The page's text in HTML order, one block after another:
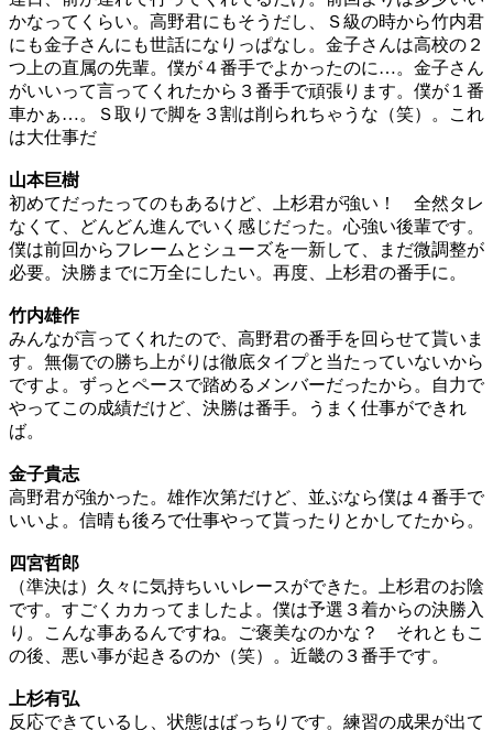
かなってくらい。高野君にもそうだし、Ｓ級の時から竹内君
にも金子さんにも世話になりっぱなし。金子さんは高校の２
つ上の直属の先輩。僕が４番手でよかったのに…。金子さん
がいいって言ってくれたから３番手で頑張ります。僕が１番
車かぁ…。Ｓ取りで脚を３割は削られちゃうな（笑）。これ
は大仕事だ
山本巨樹
初めてだったってのもあるけど、上杉君が強い！ 全然タレ
なくて、どんどん進んでいく感じだった。心強い後輩です。
僕は前回からフレームとシューズを一新して、まだ微調整が
必要。決勝までに万全にしたい。再度、上杉君の番手に。
竹内雄作
みんなが言ってくれたので、高野君の番手を回らせて貰いま
す。無傷での勝ち上がりは徹底タイプと当たっていないから
ですよ。ずっとペースで踏めるメンバーだったから。自力で
やってこの成績だけど、決勝は番手。うまく仕事ができれ
ば。
金子貴志
高野君が強かった。雄作次第だけど、並ぶなら僕は４番手で
いいよ。信晴も後ろで仕事やって貰ったりとかしてたから。
四宮哲郎
（準決は）久々に気持ちいいレースができた。上杉君のお陰
です。すごくカカってましたよ。僕は予選３着からの決勝入
り。こんな事あるんですね。ご褒美なのかな？ それともこ
の後、悪い事が起きるのか（笑）。近畿の３番手です。
上杉有弘
反応できているし、状態はばっちりです。練習の成果が出て